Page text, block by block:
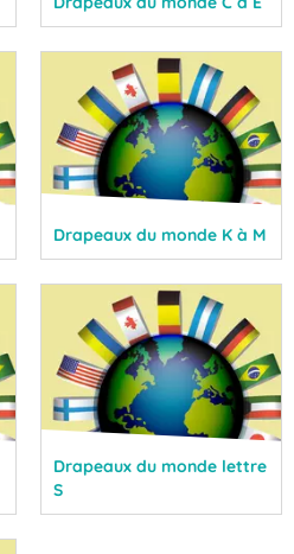
Drapeaux du monde K à M
Drapeaux du monde lettre
S